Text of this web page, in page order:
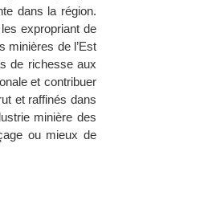
dans la région.
expropriant de
minières de l’Est
de richesse aux
et contribuer
et raffinés dans
minière des
ou mieux de